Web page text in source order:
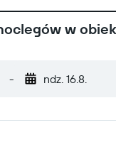
w
- ndz. 16.8.